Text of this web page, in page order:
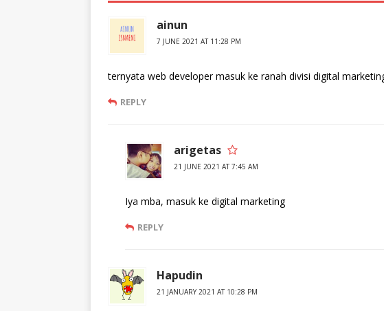
ainun
7 JUNE 2021 AT 11:28 PM
ternyata web developer masuk ke ranah divisi digital
REPLY
arigetas
21 JUNE 2021 AT 7:45 AM
Iya mba, masuk ke digital marketing
REPLY
Hapudin
21 JANUARY 2021 AT 10:28 PM